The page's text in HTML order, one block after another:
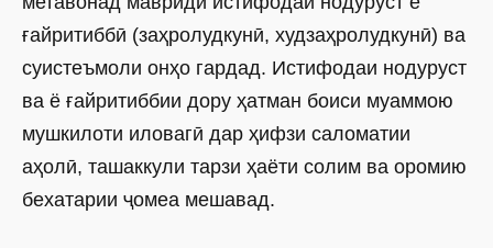
ғайритиббӣ (заҳролудкунӣ, худзаҳролудкунӣ) ва
суистеъмоли онҳо гардад. Истифодаи нодуруст
ва ё ғайритиббии дору ҳатман боиси муаммою
мушкилоти иловагӣ дар ҳифзи саломатии
аҳолӣ, ташаккули тарзи ҳаёти солим ва оромию
бехатарии ҷомеа мешавад.